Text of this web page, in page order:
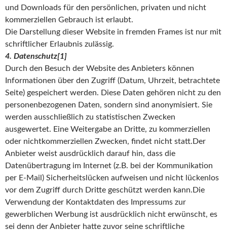
und Downloads für den persönlichen, privaten und nicht
kommerziellen Gebrauch ist erlaubt.
Die Darstellung dieser Website in fremden Frames ist nur mit
schriftlicher Erlaubnis zulässig.
4. Datenschutz[1]
Durch den Besuch der Website des Anbieters können
Informationen über den Zugriff (Datum, Uhrzeit, betrachtete
Seite) gespeichert werden. Diese Daten gehören nicht zu den
personenbezogenen Daten, sondern sind anonymisiert. Sie
werden ausschließlich zu statistischen Zwecken
ausgewertet. Eine Weitergabe an Dritte, zu kommerziellen
oder nichtkommerziellen Zwecken, findet nicht statt.Der
Anbieter weist ausdrücklich darauf hin, dass die
Datenübertragung im Internet (z.B. bei der Kommunikation
per E-Mail) Sicherheitslücken aufweisen und nicht lückenlos
vor dem Zugriff durch Dritte geschützt werden kann.Die
Verwendung der Kontaktdaten des Impressums zur
gewerblichen Werbung ist ausdrücklich nicht erwünscht, es
sei denn der Anbieter hatte zuvor seine schriftliche